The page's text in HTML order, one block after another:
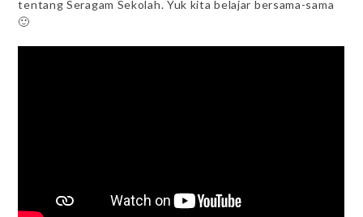
tentang Seragam Sekolah. Yuk kita belajar bersama-sama
🙂